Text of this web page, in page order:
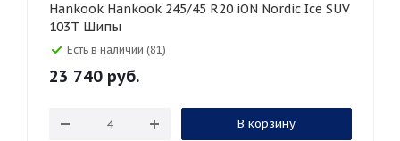
Hankook Hankook 245/45 R20 iON Nordic Ice SUV
103T Шипы
Есть в наличии (81)
23 740 руб.
В корзину